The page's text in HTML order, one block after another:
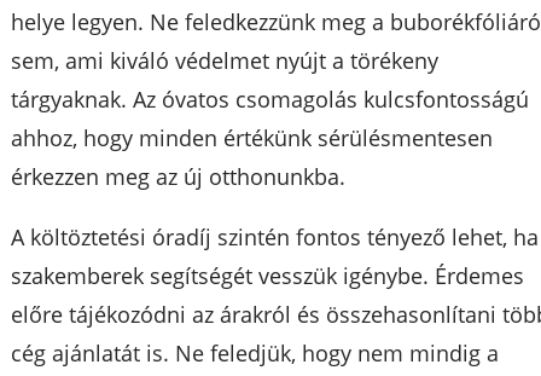
helye legyen. Ne feledkezzünk meg a
sem, ami kiváló védelmet nyújt a törékeny
tárgyaknak. Az óvatos csomagolás kulcsfontosságú
ahhoz, hogy minden értékünk sérülésmentesen
érkezzen meg az új otthonunkba.
A költöztetési óradíj szintén fontos tényező lehet, ha
szakemberek segítségét vesszük igénybe. Érdemes
előre tájékozódni az árakról és összehasonlítani
cég ajánlatát is. Ne feledjük, hogy nem mindig a